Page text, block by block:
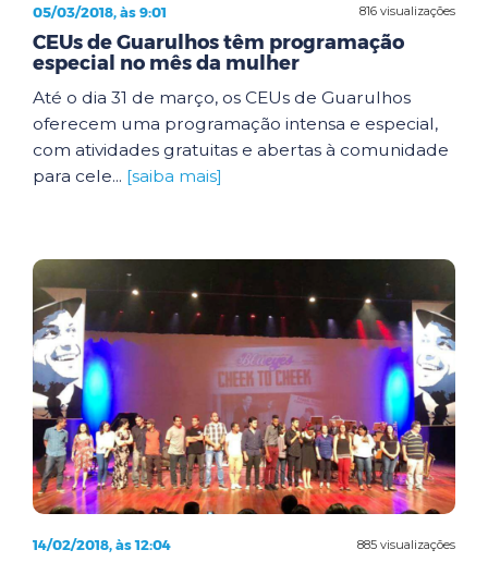
816 visualizações
05/03/2018, às 9:01
CEUs de Guarulhos têm programação
especial no mês da mulher
Até o dia 31 de março, os CEUs de Guarulhos
oferecem uma programação intensa e especial,
com atividades gratuitas e abertas à comunidade
para cele... [saiba mais]
885 visualizações
14/02/2018, às 12:04